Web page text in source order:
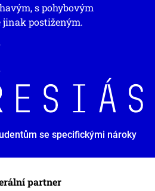
s pohybovým
postiženým.
se specifickými nároky
partner